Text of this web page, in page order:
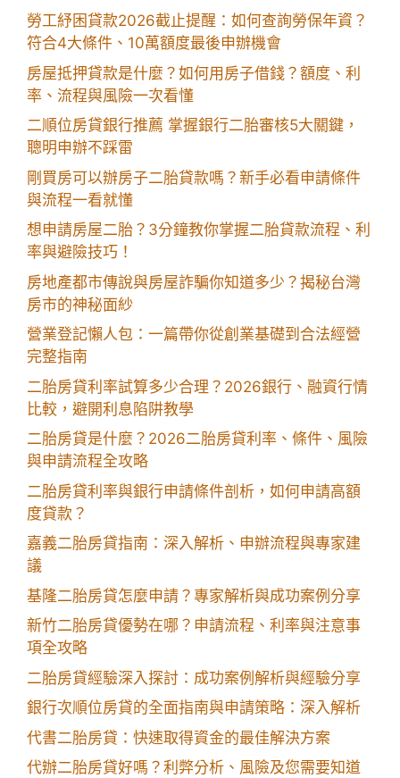
勞工紓困貸款2026截止提醒：如何查詢勞保年資？
符合4大條件、10萬額度最後申辦機會
房屋抵押貸款是什麼？如何用房子借錢？額度、利
率、流程與風險一次看懂
二順位房貸銀行推薦 掌握銀行二胎審核5大關鍵，
聰明申辦不踩雷
剛買房可以辦房子二胎貸款嗎？新手必看申請條件
與流程一看就懂
想申請房屋二胎？3分鐘教你掌握二胎貸款流程、利
率與避險技巧！
房地產都市傳說與房屋詐騙你知道多少？揭秘台灣
房市的神秘面紗
營業登記懶人包：一篇帶你從創業基礎到合法經營
完整指南
二胎房貸利率試算多少合理？2026銀行、融資行情
比較，避開利息陷阱教學
二胎房貸是什麼？2026二胎房貸利率、條件、風險
與申請流程全攻略
二胎房貸利率與銀行申請條件剖析，如何申請高額
度貸款？
嘉義二胎房貸指南：深入解析、申辦流程與專家建
議
基隆二胎房貸怎麼申請？專家解析與成功案例分享
新竹二胎房貸優勢在哪？申請流程、利率與注意事
項全攻略
二胎房貸經驗深入探討：成功案例解析與經驗分享
銀行次順位房貸的全面指南與申請策略：深入解析
代書二胎房貸：快速取得資金的最佳解決方案
代辦二胎房貸好嗎？利弊分析、風險及您需要知道